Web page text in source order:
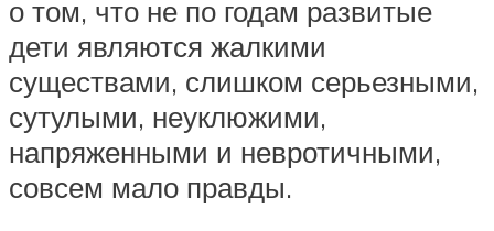
о том, что не по годам развитые
дети являются жалкими
существами, слишком серьезными,
сутулыми, неуклюжими,
напряженными и невротичными,
совсем мало правды.